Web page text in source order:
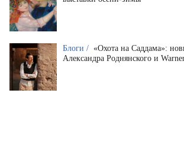
Блоги / «Охота на Саддама»:
Александра Роднянского и